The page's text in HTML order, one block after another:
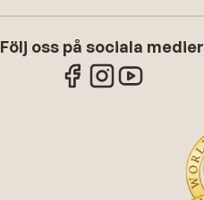
Följ oss på sociala medier